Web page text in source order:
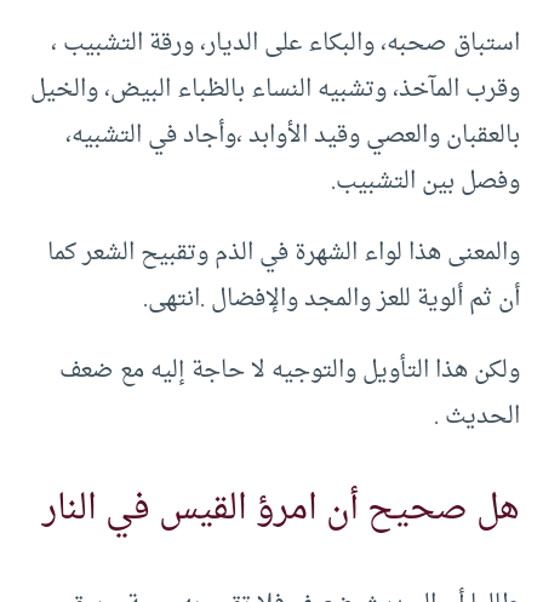
استباق صحبه، والبكاء على الديار، ورقة التشبيب ،
وقرب المآخذ، وتشبيه النساء بالظباء البيض، والخيل
بالعقبان والعصي وقيد الأوابد ،وأجاد في التشبيه،
وفصل بين التشبيب.
والمعنى هذا لواء الشهرة في الذم وتقبيح الشعر كما
أن ثم ألوية للعز والمجد والإفضال .انتهى.
ولكن هذا التأويل والتوجيه لا حاجة إليه مع ضعف
الحديث .
هل صحيح أن امرؤ القيس في النار